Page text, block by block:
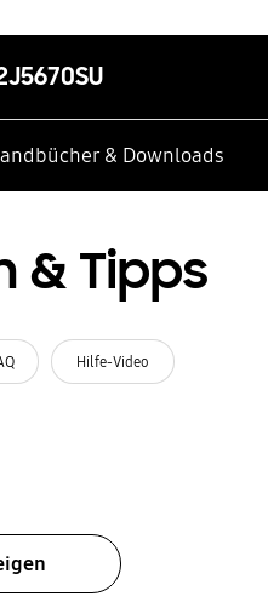
& Downloads
& Tipps
Hilfe-Video